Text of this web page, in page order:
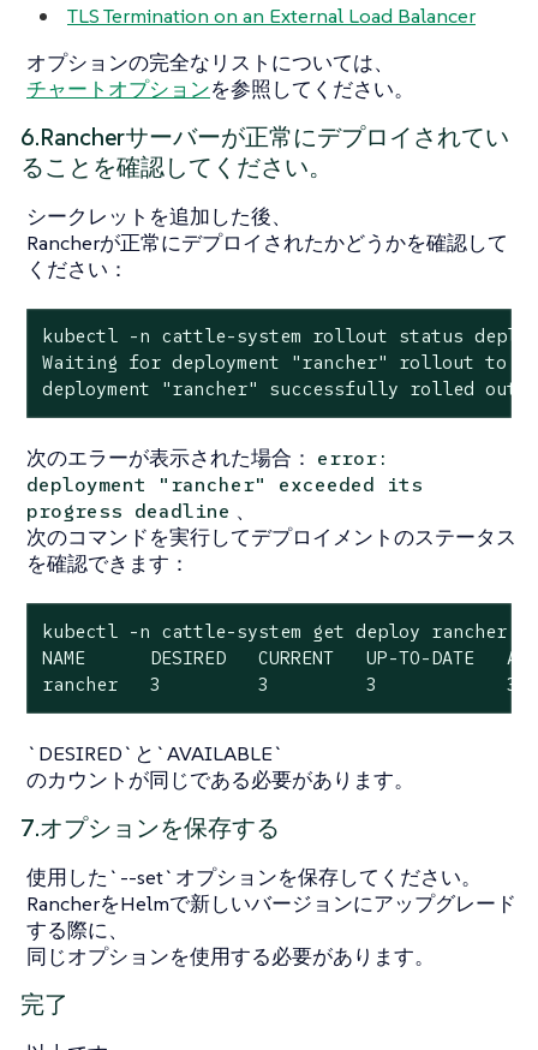
TLS Termination on an External Load Balancer
オプションの完全なリストについては、
チャートオプションを参照してください。
6.Rancherサーバーが正常にデプロイされてい
ることを確認してください。
シークレットを追加した後、
Rancherが正常にデプロイされたかどうかを確認して
ください：
kubectl -n cattle-system rollout status
Waiting for deployment "rancher" rollout to
deployment "rancher" successfully rolled out
次のエラーが表示された場合： error:
deployment "rancher" exceeded its
progress deadline 、
次のコマンドを実行してデプロイメントのステータス
を確認できます：
kubectl -n cattle-system get deploy rancher
NAME      DESIRED   CURRENT   UP-TO-DATE
rancher   3         3         3            3
`DESIRED`と`AVAILABLE`
のカウントが同じである必要があります。
7.オプションを保存する
使用した`--set`オプションを保存してください。
RancherをHelmで新しいバージョンにアップグレード
する際に、
同じオプションを使用する必要があります。
完了